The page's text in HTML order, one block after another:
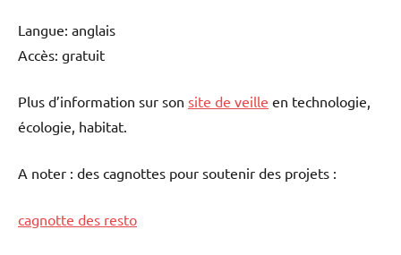
Langue: anglais
Accès: gratuit
Plus d’information sur son site de veille en technologie,
écologie, habitat.
A noter : des cagnottes pour soutenir des projets :
cagnotte des resto